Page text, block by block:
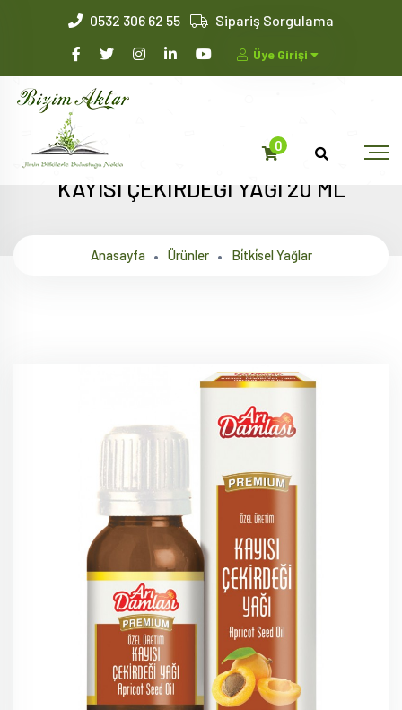
0532 306 62 55 Sipariş Sorgulama
Üye Girişi
0
KAYISI ÇEKİRDEĞİ YAĞI 20 ML
Anasayfa Ürünler Bi̇tki̇sel Yağlar